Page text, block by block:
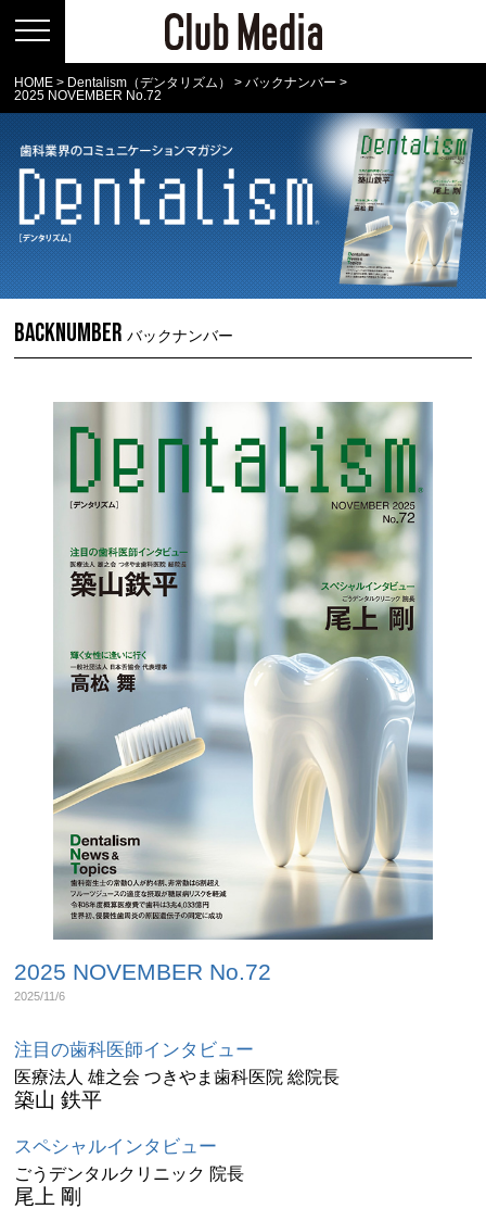
HOME > Dentalism（デンタリズム） >バックナンバー >
2025 NOVEMBER No.72
BACKNUMBER バックナンバー
2025 NOVEMBER No.72
2025/11/6
注目の歯科医師インタビュー
医療法人 雄之会 つきやま歯科医院 総院長
築山 鉄平
スペシャルインタビュー
ごうデンタルクリニック 院長
尾上 剛